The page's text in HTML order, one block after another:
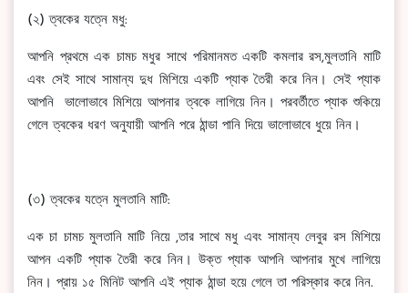
(২) ত্বকের যত্নে মধু:
আপনি প্রথমে এক চামচ মধুর সাথে পরিমানমত একটি কমলার রস,মুলতানি মাটি
এবং সেই সাথে সামান্য দুধ মিশিয়ে একটি প্যাক তৈরী করে নিন। সেই প্যাক
আপনি ভালোভাবে মিশিয়ে আপনার ত্বকে লাগিয়ে নিন। পরবর্তীতে প্যাক শুকিয়ে
গেলে ত্বকের ধরণ অনুযায়ী আপনি পরে ঠান্ডা পানি দিয়ে ভালোভাবে ধুয়ে নিন।
(৩) ত্বকের যত্নে মুলতানি মাটি:
এক চা চামচ মুলতানি মাটি নিয়ে ,তার সাথে মধু এবং সামান্য লেবুর রস মিশিয়ে
আপন একটি প্যাক তৈরী করে নিন। উক্ত প্যাক আপনি আপনার মুখে লাগিয়ে
নিন। প্রায় ১৫ মিনিট আপনি এই প্যাক ঠান্ডা হয়ে গেলে তা পরিস্কার করে নিন.